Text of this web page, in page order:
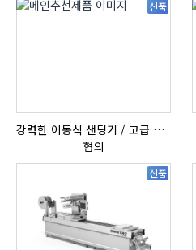
신품
강력한 이동식 샌딩기 / 고급 이태리 IBIX샌드블라스터
협의
신품